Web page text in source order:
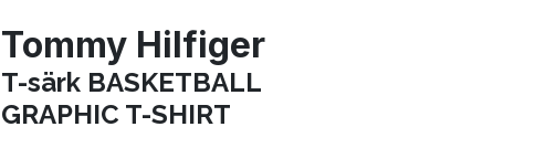
Tommy Hilfiger
T-särk BASKETBALL
GRAPHIC T-SHIRT